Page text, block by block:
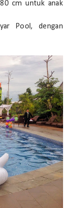
cm untuk anak
Pool, dengan